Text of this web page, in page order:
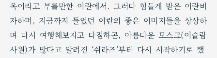
옥이라고 부를만한 이란에서. 그러다 힘들게 받은 이란비
자하며, 지금까지 들었던 이란의 좋은 이미지들을 상상하
며 다시 여행해보자고 다짐하곤, 아름다운 모스크(이슬람
사원)가 많다고 알려진 ‘쉬라즈’부터 다시 시작하기로 했